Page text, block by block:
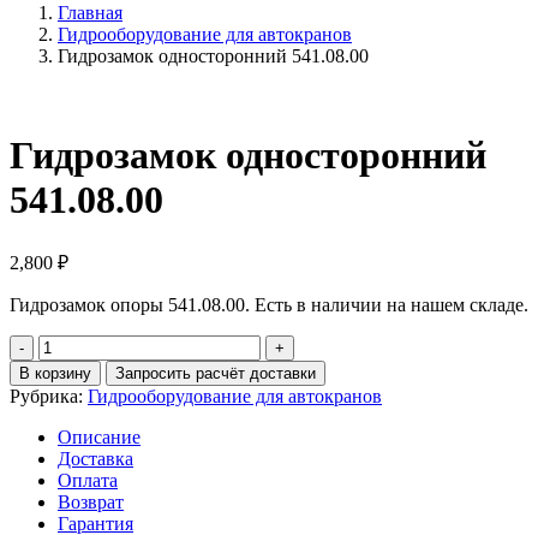
Главная
Гидрооборудование для автокранов
Гидрозамок односторонний 541.08.00
Гидрозамок односторонний
541.08.00
2,800 ₽
Гидрозамок опоры 541.08.00. Есть в наличии на нашем складе.
Количество
Гидрозамок
односторонний
541.08.00
В корзину Запросить расчёт доставки
Рубрика: Гидрооборудование для автокранов
Описание
Доставка
Оплата
Возврат
Гарантия